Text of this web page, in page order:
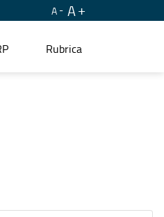
A A
Rubrica